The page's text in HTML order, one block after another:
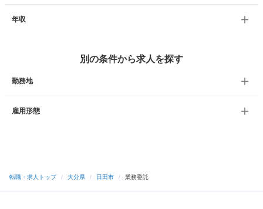
年収
別の条件から求人を探す
勤務地
雇用形態
転職・求人トップ / 大分県 / 日田市 / 業務委託